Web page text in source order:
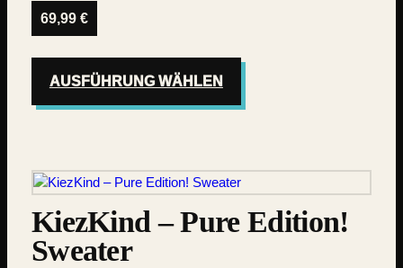
69,99 €
AUSFÜHRUNG WÄHLEN
KiezKind – Pure Edition!
Sweater